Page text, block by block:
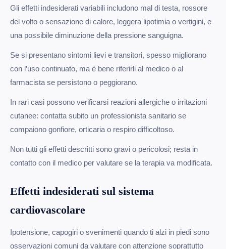
Gli effetti indesiderati variabili includono mal di testa, rossore
del volto o sensazione di calore, leggera lipotimia o vertigini, e
una possibile diminuzione della pressione sanguigna.
Se si presentano sintomi lievi e transitori, spesso migliorano
con l’uso continuato, ma è bene riferirli al medico o al
farmacista se persistono o peggiorano.
In rari casi possono verificarsi reazioni allergiche o irritazioni
cutanee: contatta subito un professionista sanitario se
compaiono gonfiore, orticaria o respiro difficoltoso.
Non tutti gli effetti descritti sono gravi o pericolosi; resta in
contatto con il medico per valutare se la terapia va modificata.
Effetti indesiderati sul sistema
cardiovascolare
Ipotensione, capogiri o svenimenti quando ti alzi in piedi sono
osservazioni comuni da valutare con attenzione soprattutto